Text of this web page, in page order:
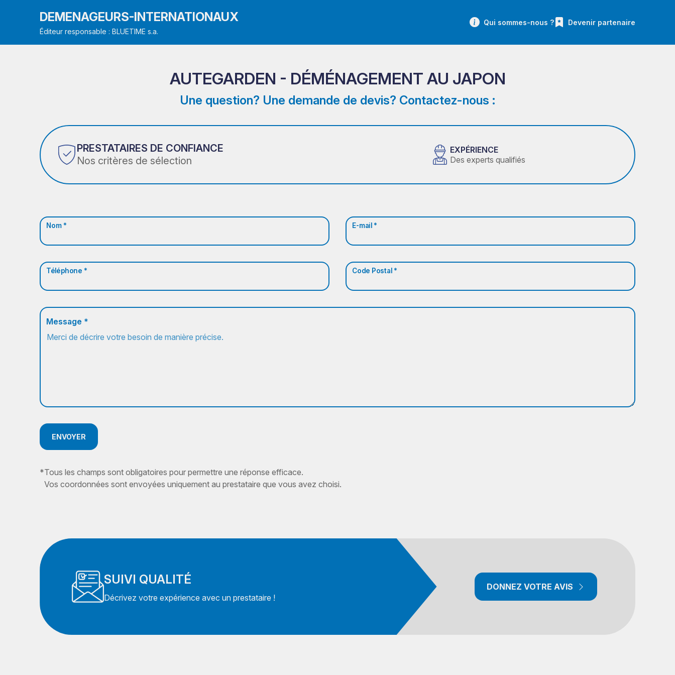
DEMENAGEURS-INTERNATIONAUX
Éditeur responsable : BLUETIME s.a.
Qui sommes-nous ? Devenir partenaire
AUTEGARDEN - DÉMÉNAGEMENT AU JAPON
Une question? Une demande de devis? Contactez-nous :
PRESTATAIRES DE CONFIANCE
Nos critères de sélection
EXPÉRIENCE
Des experts qualifiés
Nom * E-mail *
Téléphone * Code Postal *
Message *
ENVOYER
*Tous les champs sont obligatoires pour permettre une réponse efficace.
Vos coordonnées sont envoyées uniquement au prestataire que vous avez choisi.
SUIVI QUALITÉ
Décrivez votre expérience avec un prestataire !
DONNEZ VOTRE AVIS